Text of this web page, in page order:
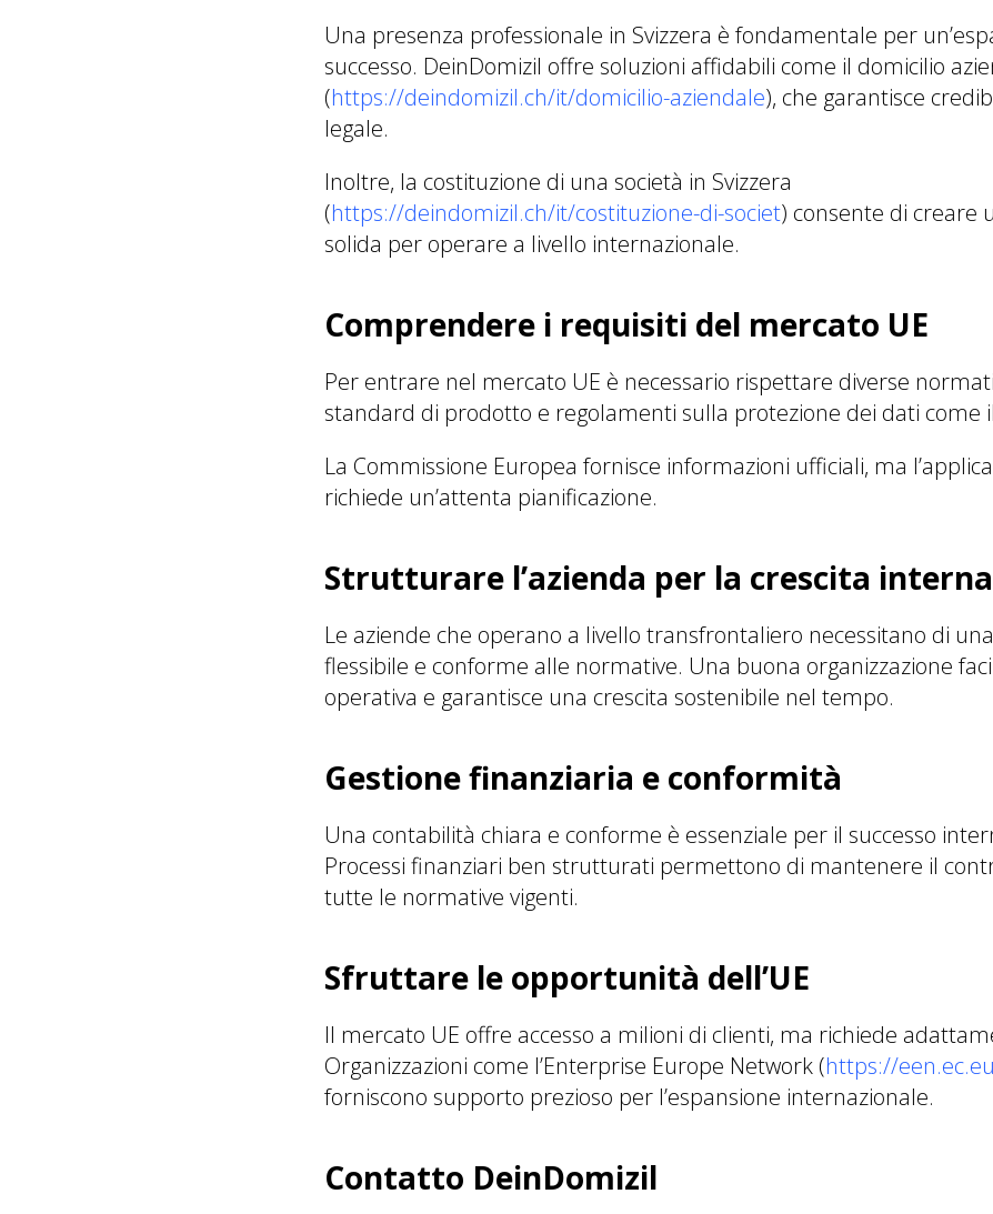
Una presenza professionale in Svizzera è fondamentale per
successo. DeinDomizil offre soluzioni affidabili come il domicilio
(https://deindomizil.ch/it/domicilio-aziendale), che garantisce
legale.
Inoltre, la costituzione di una società in Svizzera
(https://deindomizil.ch/it/costituzione-di-societ) consente di creare
solida per operare a livello internazionale.
Comprendere i requisiti del mercato UE
Per entrare nel mercato UE è necessario rispettare diverse
standard di prodotto e regolamenti sulla protezione dei dati come il
La Commissione Europea fornisce informazioni ufficiali, ma
richiede un’attenta pianificazione.
Strutturare l’azienda per la crescita
Le aziende che operano a livello transfrontaliero necessitano di
flessibile e conforme alle normative. Una buona organizzazione
operativa e garantisce una crescita sostenibile nel tempo.
Gestione finanziaria e conformità
Una contabilità chiara e conforme è essenziale per il successo
Processi finanziari ben strutturati permettono di mantenere il
tutte le normative vigenti.
Sfruttare le opportunità dell’UE
Il mercato UE offre accesso a milioni di clienti, ma richiede
Organizzazioni come l’Enterprise Europe Network (https://
forniscono supporto prezioso per l’espansione internazionale.
Contatto DeinDomizil